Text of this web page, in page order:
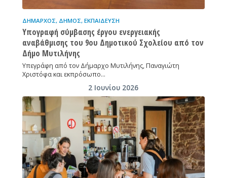
ΔΉΜΑΡΧΟΣ, ΔΉΜΟΣ, ΕΚΠΑΊΔΕΥΣΗ
Υπογραφή σύμβασης έργου ενεργειακής
αναβάθμισης του 9ου Δημοτικού Σχολείου από τον
Δήμο Μυτιλήνης
Υπεγράφη από τον Δήμαρχο Μυτιλήνης, Παναγιώτη
Χριστόφα και εκπρόσωπο…
2 Ιουνίου 2026